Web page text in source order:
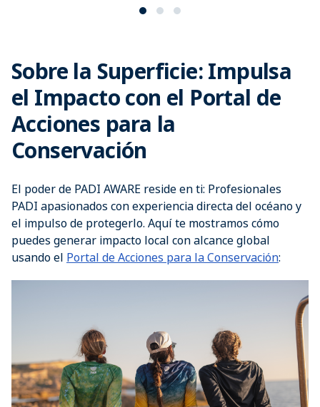
Sobre la Superficie: Impulsa
el Impacto con el Portal de
Acciones para la
Conservación
El poder de PADI AWARE reside en ti: Profesionales
PADI apasionados con experiencia directa del océano y
el impulso de protegerlo. Aquí te mostramos cómo
puedes generar impacto local con alcance global
usando el Portal de Acciones para la Conservación: